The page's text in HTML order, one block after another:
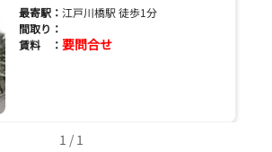
最寄駅： 江戸川橋駅 徒歩1分
間取り：
賃料 ： 要問合せ
1 / 1